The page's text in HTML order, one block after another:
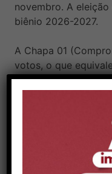
novembro. A
biênio 2026-2027.
A Chapa 01
votos, o que
Já a Chapa 2
seis votos em
empossada no dia
Confira a decisão